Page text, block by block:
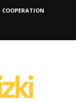
COOPERATION